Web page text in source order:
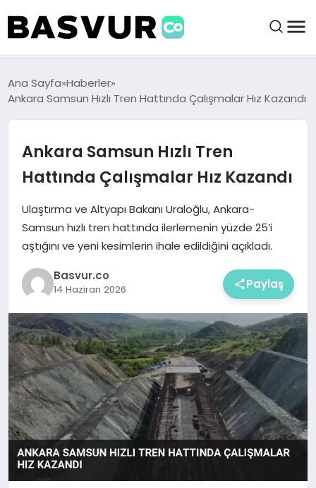
BAŞVURULAR
BAYILIKLER
İŞ FIKIRLERI
KRIPTO HABER
Ana Sayfa Haberler
Ankara Samsun Hızlı Tren Hattında Çalışmalar Hız Kazandı
Ankara Samsun Hızlı Tren
Hattında Çalışmalar Hız Kazandı
Ulaştırma ve Altyapı Bakanı Uraloğlu, Ankara-
Samsun hızlı tren hattında ilerlemenin yüzde 25’i
aştığını ve yeni kesimlerin ihale edildiğini açıkladı.
Basvur.co
14 Haziran 2026 Paylaş